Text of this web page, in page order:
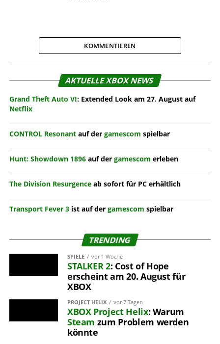
KOMMENTIEREN
AKTUELLE XBOX NEWS
Grand Theft Auto VI: Extended Look am 27. August auf
Netflix
CONTROL Resonantauf der gamescom spielbar
Hunt: Showdown 1896auf der gamescom erleben
The Division Resurgenceab sofort für PC erhältlich
Transport Fever 3ist auf der gamescom spielbar
TRENDING
SPIELE vor 1 Woche
STALKER 2: Cost of Hope
erscheint am 20. August für
XBOX
PROJECT HELIX vor 7 Tagen
XBOX Project Helix: Warum
Steam zum Problem werden
könnte